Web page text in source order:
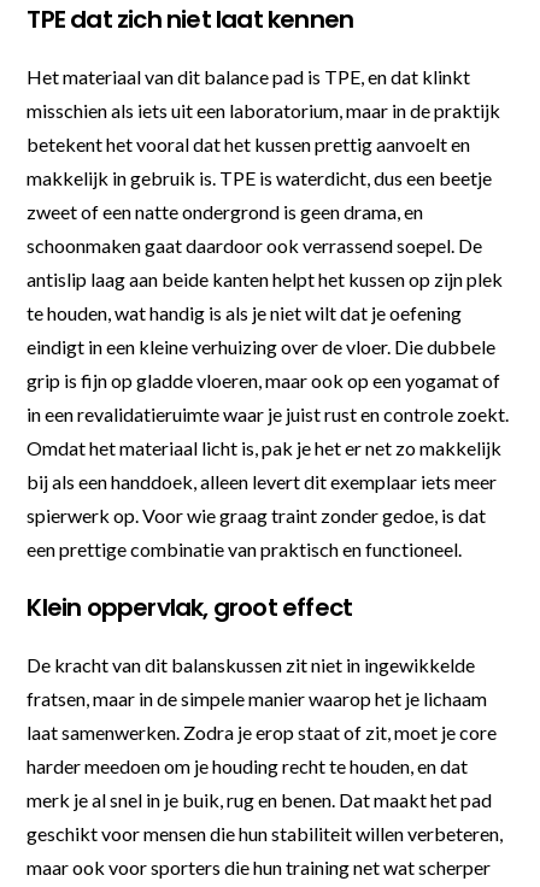
TPE dat zich niet laat kennen
Het materiaal van dit balance pad is TPE, en dat klinkt
misschien als iets uit een laboratorium, maar in de praktijk
betekent het vooral dat het kussen prettig aanvoelt en
makkelijk in gebruik is. TPE is waterdicht, dus een beetje
zweet of een natte ondergrond is geen drama, en
schoonmaken gaat daardoor ook verrassend soepel. De
antislip laag aan beide kanten helpt het kussen op zijn plek
te houden, wat handig is als je niet wilt dat je oefening
eindigt in een kleine verhuizing over de vloer. Die dubbele
grip is fijn op gladde vloeren, maar ook op een yogamat of
in een revalidatieruimte waar je juist rust en controle zoekt.
Omdat het materiaal licht is, pak je het er net zo makkelijk
bij als een handdoek, alleen levert dit exemplaar iets meer
spierwerk op. Voor wie graag traint zonder gedoe, is dat
een prettige combinatie van praktisch en functioneel.
Klein oppervlak, groot effect
De kracht van dit balanskussen zit niet in ingewikkelde
fratsen, maar in de simpele manier waarop het je lichaam
laat samenwerken. Zodra je erop staat of zit, moet je core
harder meedoen om je houding recht te houden, en dat
merk je al snel in je buik, rug en benen. Dat maakt het pad
geschikt voor mensen die hun stabiliteit willen verbeteren,
maar ook voor sporters die hun training net wat scherper